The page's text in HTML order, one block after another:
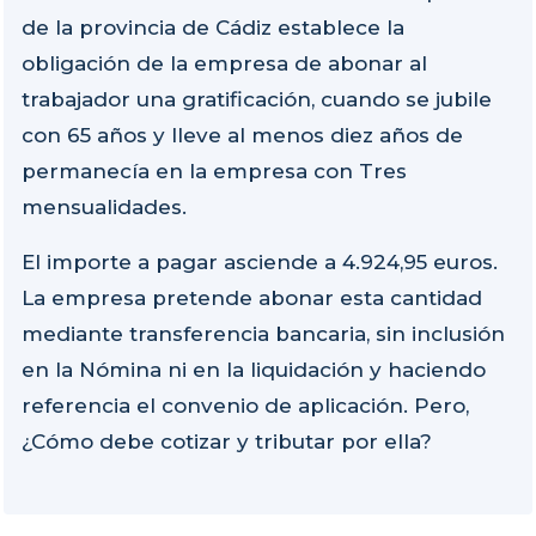
de la provincia de Cádiz establece la
obligación de la empresa de abonar al
trabajador una gratificación, cuando se jubile
con 65 años y lleve al menos diez años de
permanecía en la empresa con Tres
mensualidades.
El importe a pagar asciende a 4.924,95 euros.
La empresa pretende abonar esta cantidad
mediante transferencia bancaria, sin inclusión
en la Nómina ni en la liquidación y haciendo
referencia el convenio de aplicación. Pero,
¿Cómo debe cotizar y tributar por ella?